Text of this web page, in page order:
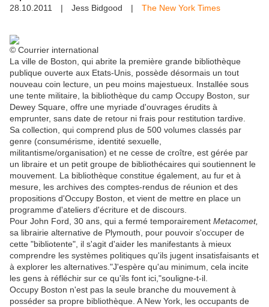
28.10.2011
| Jess Bidgood | The New York Times
© Courrier international
La ville de Boston, qui abrite la première grande bibliothèque
publique ouverte aux Etats-Unis, possède désormais un tout
nouveau coin lecture, un peu moins majestueux. Installée sous
une tente militaire, la bibliothèque du camp Occupy Boston, sur
Dewey Square, offre une myriade d'ouvrages érudits à
emprunter, sans date de retour ni frais pour restitution tardive.
Sa collection, qui comprend plus de 500 volumes classés par
genre (consumérisme, identité sexuelle,
militantisme/organisation) et ne cesse de croître, est gérée par
un libraire et un petit groupe de bibliothécaires qui soutiennent le
mouvement. La bibliothèque constitue également, au fur et à
mesure, les archives des comptes-rendus de réunion et des
propositions d'Occupy Boston, et vient de mettre en place un
programme d'ateliers d'écriture et de discours.
Pour John Ford, 30 ans, qui a fermé temporairement Metacomet,
sa librairie alternative de Plymouth, pour pouvoir s'occuper de
cette "bibliotente", il s'agit d'aider les manifestants à mieux
comprendre les systèmes politiques qu'ils jugent insatisfaisants et
à explorer les alternatives."J'espère qu'au minimum, cela incite
les gens à réfléchir sur ce qu'ils font ici,"souligne-t-il.
Occupy Boston n'est pas la seule branche du mouvement à
posséder sa propre bibliothèque. A New York, les occupants de